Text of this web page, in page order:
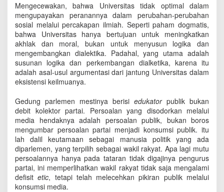
Mengecewakan, bahwa Universitas tidak optimal dalam
mengupayakan peranannya dalam perubahan-perubahan
sosial melalui percakapan ilmiah. Seperti paham dogmatis,
bahwa Universitas hanya bertujuan untuk meningkatkan
akhlak dan moral, bukan untuk menyusun logika dan
mengembangkan dialektika. Padahal, yang utama adalah
susunan logika dan perkembangan dialketika, karena itu
adalah asal-usul argumentasi dari jantung Universitas dalam
eksistensi keilmuanya.
Gedung parlemen mestinya berisi edukatorpublik bukan
debit kolektor partai. Persoalan yang disodorkan melalui
media hendaknya adalah persoalan publik, bukan boros
mengumbar persoalan partai menjadi konsumsi publik. itu
lah dalil keutamaan sebagai manusia politik yang ada
diparlemen, yang terpilih sebagai wakil rakyat. Apa lagi mutu
persoalannya hanya pada tataran tidak digajinya pengurus
partai, ini memperlihatkan wakil rakyat tidak saja mengalami
defisitetic, tetapi telah melecehkan pikiran publik melalui
konsumsi media.